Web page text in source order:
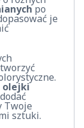
po
je
olejki
Twoje
sztuki.